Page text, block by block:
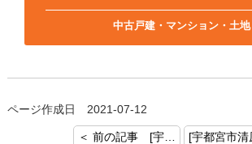
中古戸建・マンション・土地
ページ作成日 2021-07-12
＜ 前の記事 [宇都宮市駒生町 アパートのご成約おめでとうございます]